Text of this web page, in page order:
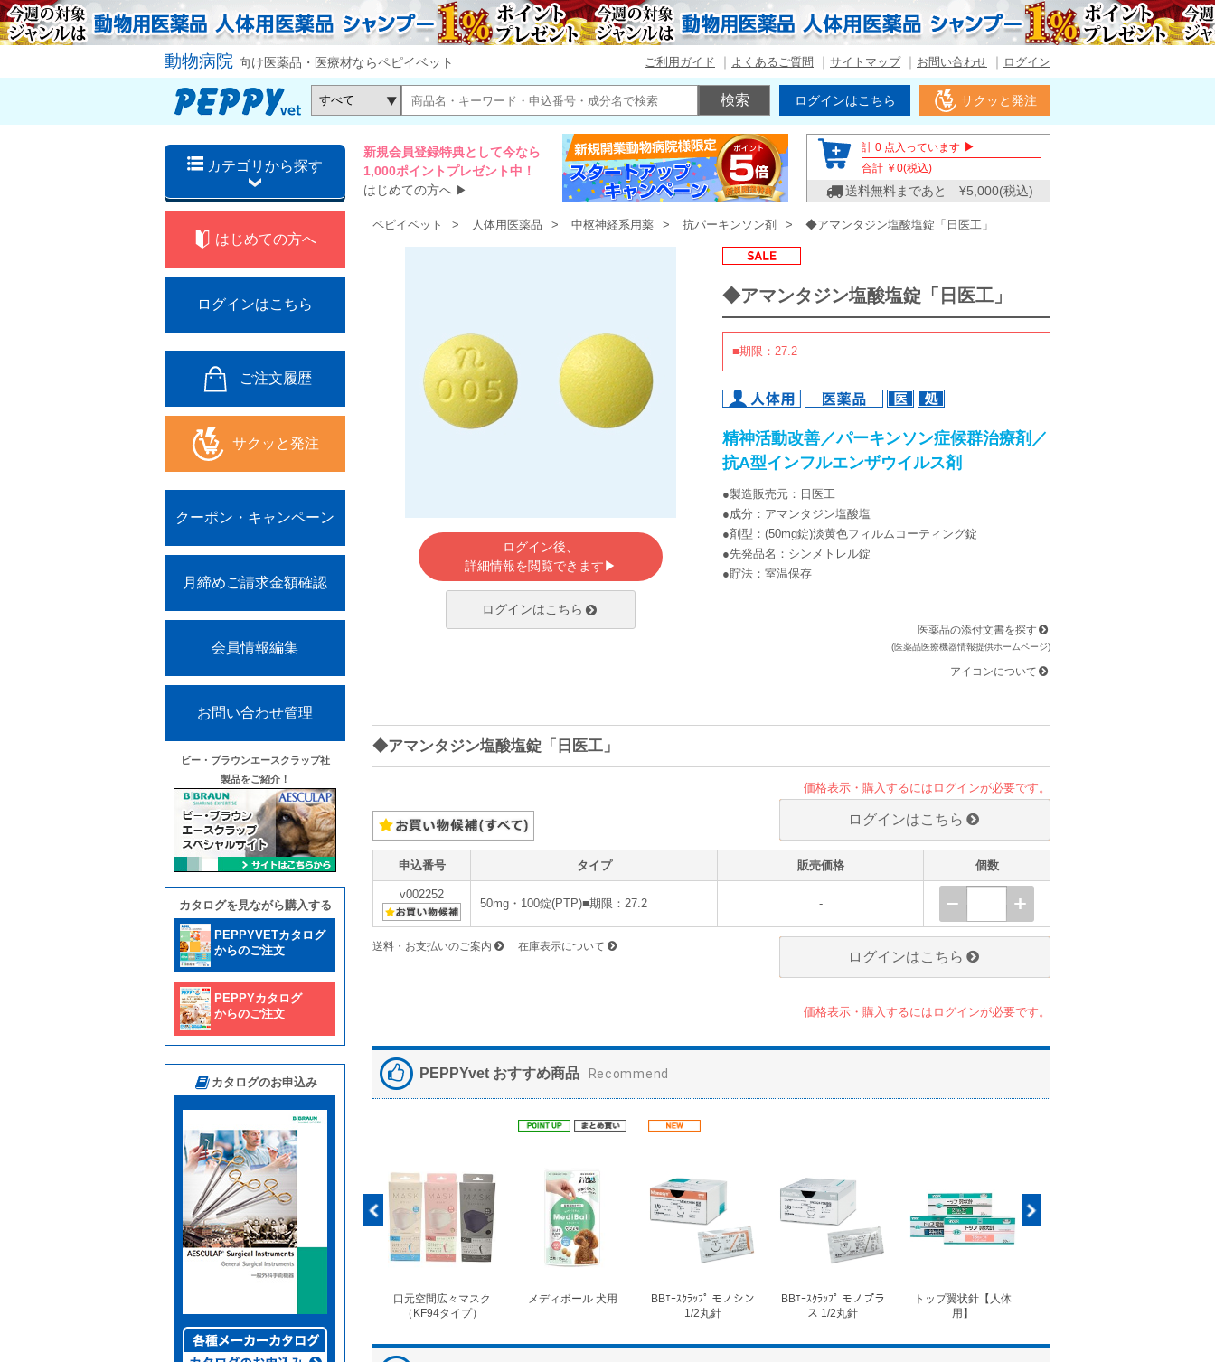
動物病院 向け医薬品・医療材ならペピイベット ご利用ガイド よくあるご質問 サイトマップ お問い合わせ ログイン
ログインはこちら サクッと発注
カテゴリから探す
新規会員登録特典として今なら
1,000ポイントプレゼント中！
はじめての方へ ▶
計 0 点入っています ▶
合計 ￥ 0(税込)
送料無料まであと ¥5,000(税込)
はじめての方へ
ログインはこちら
ご注文履歴
サクッと発注
クーポン・キャンペーン
月締めご請求金額確認
会員情報編集
お問い合わせ管理
ビー・ブラウンエースクラップ社
製品をご紹介！
カタログを見ながら購入する
PEPPYVETカタログ
からのご注文
PEPPYカタログ
からのご注文
カタログのお申込み
ペピイベット 人体用医薬品 中枢神経系用薬 抗パーキンソン剤 ◆アマンタジン塩酸塩錠「日医工」
ログイン後、
詳細情報を閲覧できます▶
ログインはこちら
◆アマンタジン塩酸塩錠「日医工」
■期限：27.2
精神活動改善／パーキンソン症候群治療剤／
抗A型インフルエンザウイルス剤
●製造販売元：日医工
●成分：アマンタジン塩酸塩
●剤型：(50mg錠)淡黄色フィルムコーティング錠
●先発品名：シンメトレル錠
●貯法：室温保存
医薬品の添付文書を探す
(医薬品医療機器情報提供ホームページ)
アイコンについて
◆アマンタジン塩酸塩錠「日医工」
価格表示・購入するにはログインが必要です。
ログインはこちら
申込番号 タイプ 販売価格 個数
v002252
50mg・100錠(PTP)■期限：27.2 -
送料・お支払いのご案内 在庫表示について
ログインはこちら
価格表示・購入するにはログインが必要です。
PEPPYvet おすすめ商品 Recommend
液｢VTRS｣ ｳﾞｨｱﾄﾘｽ...
（中厚型ペットシー
ツ）
口元空間広々マスク
（KF94タイプ）
メディボール 犬用
BBｴｰｽｸﾗｯﾌﾟ モノシン
1/2丸針
BBｴｰｽｸﾗｯﾌﾟ モノプラ
ス 1/2丸針
トップ翼状針【人体
用】